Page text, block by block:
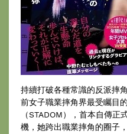
持續打破各種常識的反派摔
前女子職業摔角界最受矚
（STADOM），首本自傳
機，她跨出職業摔角的圈子